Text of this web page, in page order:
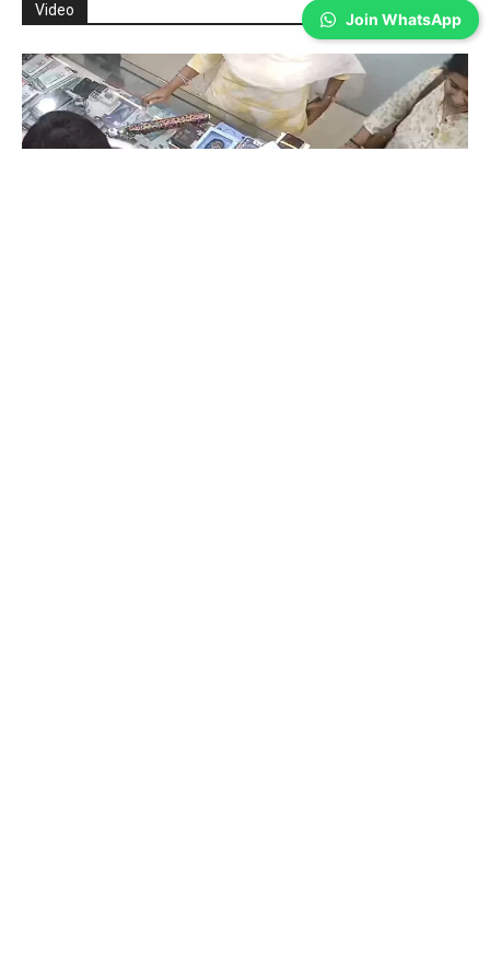
Video Join WhatsApp